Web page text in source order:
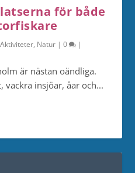
för både
Aktiviteter, Natur |0 |
är nästan oändliga.
vackra insjöar, åar och...